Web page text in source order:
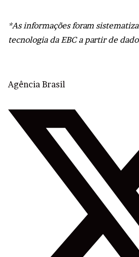
*As informações foram
tecnologia da EBC a partir de
Agência Brasil